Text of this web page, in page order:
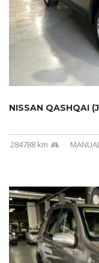
NISSAN QASHQAI
284788 km